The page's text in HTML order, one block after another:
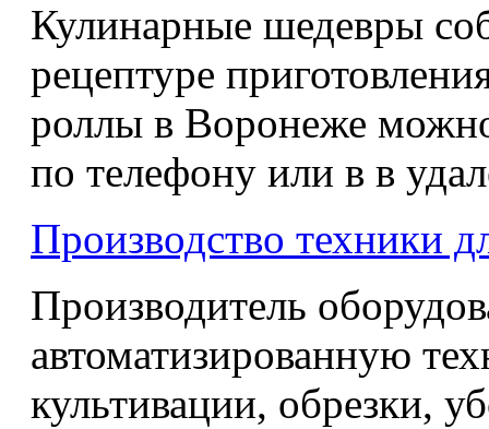
Кулинарные шедевры
рецептуре
роллы в Воронеже
по телефону или в в
Производство техники
Производитель
автоматизированную
культивации, обрезки,